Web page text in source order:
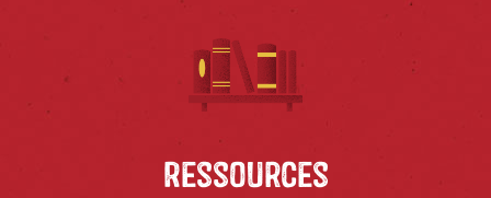
Ressources